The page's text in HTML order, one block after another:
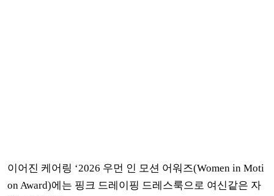
이어진 케어링 ‘2026 우먼 인 모션 어워즈(Women in Moti
on Award)에는 핑크 드레이핑 드레스룩으로 여신같은 자